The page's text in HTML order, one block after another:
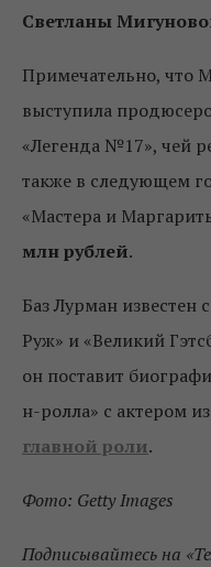
Светланы
Примечательно, что
выступила
«Легенда №17», чей
также в следующем
«Мастера и
млн рублей.
Баз Лурман
Руж» и «Великий
он поставит
н-ролла» с актером
главной роли.
Фото: Getty Images
Подписывайтесь на